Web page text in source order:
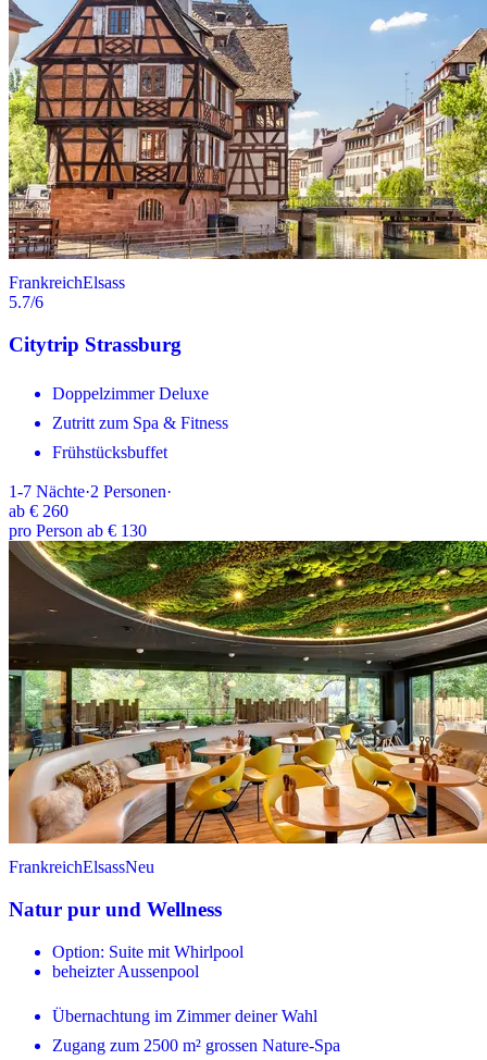
FrankreichElsass
5.7/6
Citytrip Strassburg
Doppelzimmer Deluxe
Zutritt zum Spa & Fitness
Frühstücksbuffet
1-7 Nächte·2 Personen·
ab € 260
pro Person ab € 130
FrankreichElsassNeu
Natur pur und Wellness
Option: Suite mit Whirlpool
beheizter Aussenpool
Übernachtung im Zimmer deiner Wahl
Zugang zum 2500 m² grossen Nature-Spa